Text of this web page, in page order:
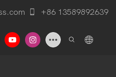
+86 13589892639